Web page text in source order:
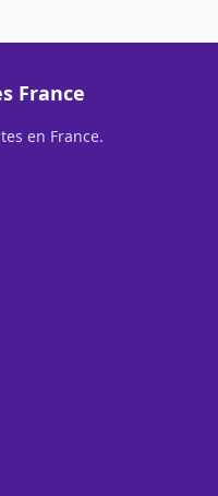
France
en France.